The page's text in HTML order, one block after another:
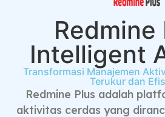
Redmine
Intelligent
Transformasi Manajemen
Terukur dan
Redmine Plus adalah
aktivitas cerdas yang